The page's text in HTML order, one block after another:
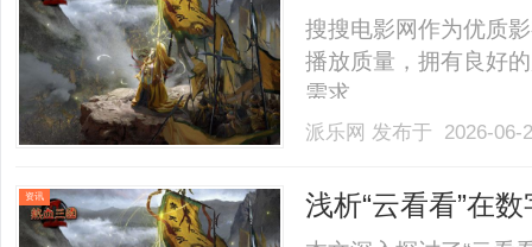
搜搜电影网作为优质
播放质量，拥有良好
需求。......
派乐网 发布于 2026-
资讯 浅析“云看看”在